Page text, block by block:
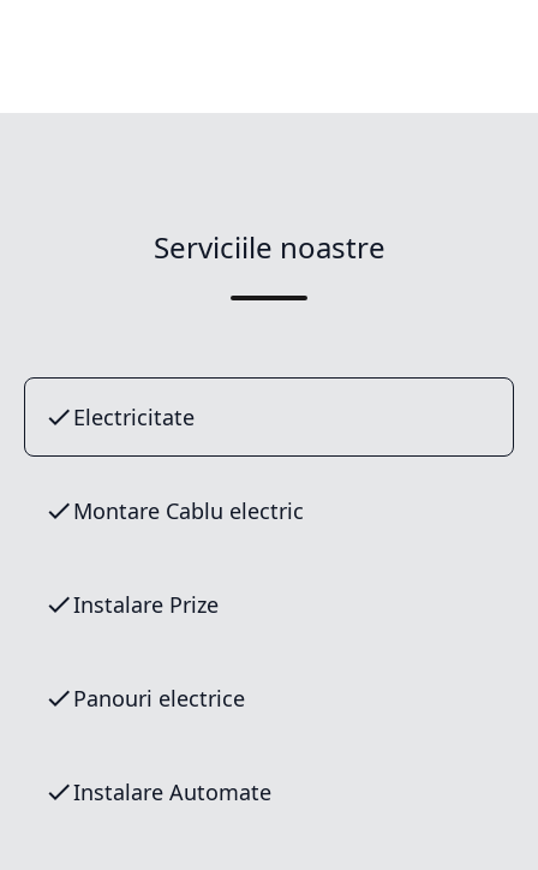
Serviciile noastre
Electricitate
Montare Cablu electric
Instalare Prize
Panouri electrice
Instalare Automate